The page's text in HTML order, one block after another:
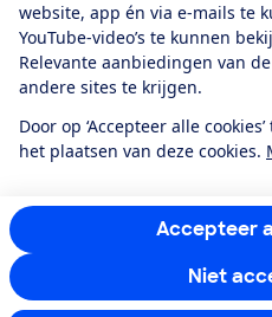
website, app én via e-mails te
YouTube-video’s te kunnen
Relevante aanbiedingen van
andere sites te krijgen.
Door op ‘Accepteer alle
het plaatsen van deze cookies.
Accepteer
Niet
Algemene Voorwaarden
Cookiebeleid
RSS-feed
12.901consumentenbeoordelen